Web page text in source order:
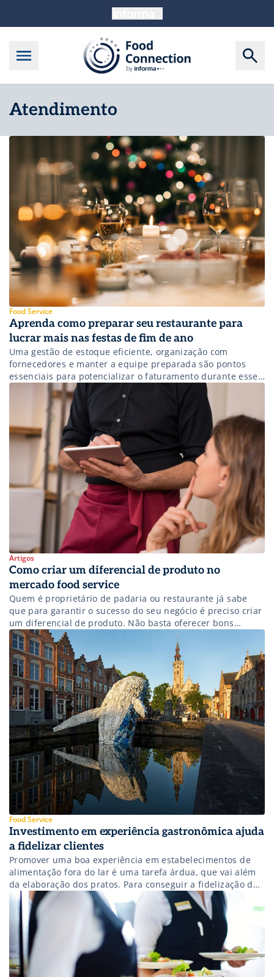
Atendimento
Food Service
Aprenda como preparar seu restaurante para
lucrar mais nas festas de fim de ano
Uma gestão de estoque eficiente, organização com
fornecedores e manter a equipe preparada são pontos
essenciais para potencializar o faturamento durante esse
Artigos
Como criar um diferencial de produto no
mercado food service
Quem é proprietário de padaria ou restaurante já sabe
que para garantir o sucesso do seu negócio é preciso criar
um diferencial de produto. Não basta oferecer bons
produtos, mas é necessário investir em atendimento e
cardápio, ter experiência e organizar os ambientes para
poder se destacar da concorrência. Pensando em ajudá-lo
a criar um […]
Food Service
Investimento em experiência gastronômica ajuda
a fidelizar clientes
Promover uma boa experiência em estabelecimentos de
alimentação fora do lar é uma tarefa árdua, que vai além
da elaboração dos pratos. Para conseguir a fidelização dos
clientes, o gestor precisa fazer investimentos em diversas
áreas e pensar em todos os detalhes que possam
contribuir para uma percepção positiva do seu
estabelecimento. Para Manoela Alexandre, […]